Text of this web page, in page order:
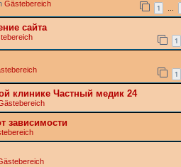
Gästebereich 1 …
сайта
1
1
клинике Частный медик 24
зависимости